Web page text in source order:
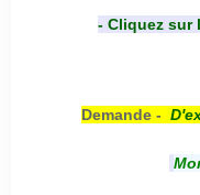
- Cliquez sur
Demande - D'e